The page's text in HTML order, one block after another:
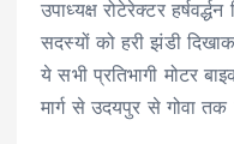
उपाध्यक्ष रोटेरेक्टर
सदस्यों को हरी झंडी
ये सभी प्रतिभागी मोटर
मार्ग से उदयपुर से गोवा